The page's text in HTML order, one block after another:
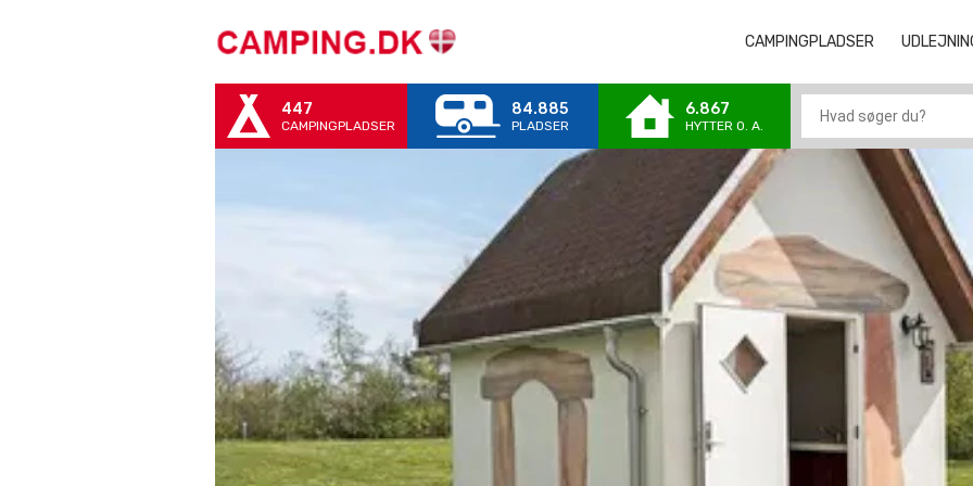
CAMPINGPLADSER
447
CAMPINGPLADSER
84.885
PLADSER
6.867
HYTTER 0. A.